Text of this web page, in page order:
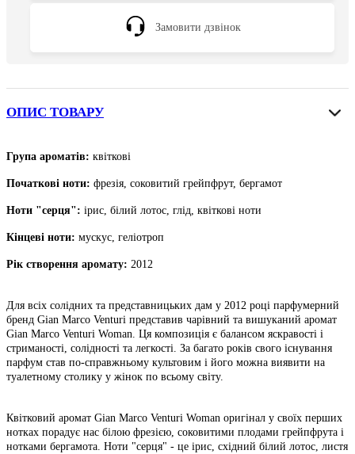
Замовити дзвінок
ОПИС ТОВАРУ
Група ароматів: квіткові
Початкові ноти: фрезія, соковитий грейпфрут, бергамот
Ноти "серця": ірис, білий лотос, глід, квіткові ноти
Кінцеві ноти: мускус, геліотроп
Рік створення аромату: 2012
Для всіх солідних та представницьких дам у 2012 році парфумерний
бренд Gian Marco Venturi представив чарівний та вишуканий аромат
Gian Marco Venturi Woman. Ця композиція є балансом яскравості і
стриманості, солідності та легкості. За багато років свого існування
парфум став по-справжньому культовим і його можна виявити на
туалетному столику у жінок по всьому світу.
Квітковий аромат Gian Marco Venturi Woman оригінал у своїх перших
нотках порадує нас білою фрезією, соковитими плодами грейпфрута і
нотками бергамота. Ноти "серця" - це ірис, східний білий лотос, листя